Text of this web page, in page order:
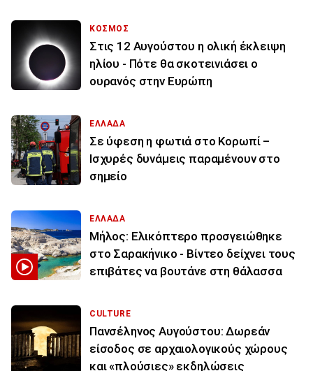
ΚΟΣΜΟΣ
Στις 12 Αυγούστου η ολική έκλειψη
ηλίου - Πότε θα σκοτεινιάσει ο
ουρανός στην Ευρώπη
ΕΛΛΑΔΑ
Σε ύφεση η φωτιά στο Κορωπί –
Ισχυρές δυνάμεις παραμένουν στο
σημείο
ΕΛΛΑΔΑ
Μήλος: Ελικόπτερο προσγειώθηκε
στο Σαρακήνικο - Βίντεο δείχνει τους
επιβάτες να βουτάνε στη θάλασσα
CULTURE
Πανσέληνος Αυγούστου: Δωρεάν
είσοδος σε αρχαιολογικούς χώρους
και «πλούσιες» εκδηλώσεις